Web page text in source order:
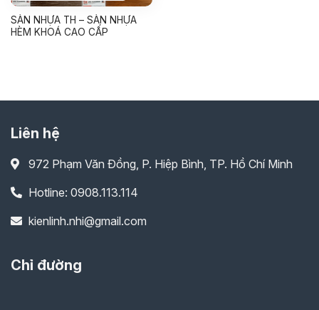
SÀN NHỰA TH – SÀN NHỰA
HÈM KHOÁ CAO CẤP
Liên hệ
972 Phạm Văn Đồng, P. Hiệp Bình, TP. Hồ Chí Minh
Hotline: 0908.113.114
kienlinh.nhi@gmail.com
Chỉ đường